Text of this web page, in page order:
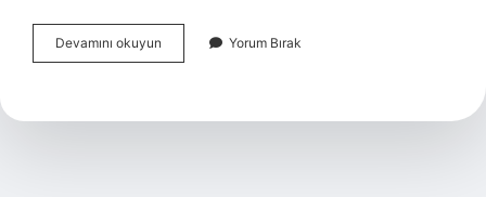
Devamını okuyun
Yemeği
Ait
Yorum Bırak